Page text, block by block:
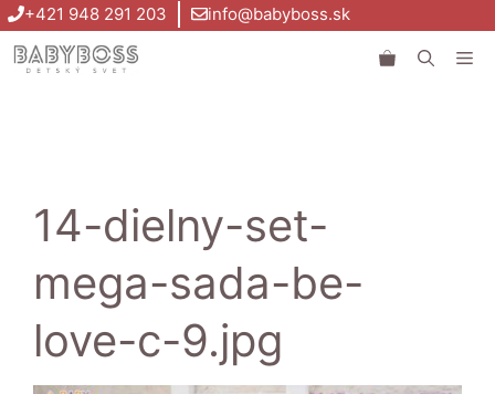
Preskočiť
na
obsah
+421 948 291 203 info@babyboss.sk
14-dielny-set-
mega-sada-be-
love-c-9.jpg